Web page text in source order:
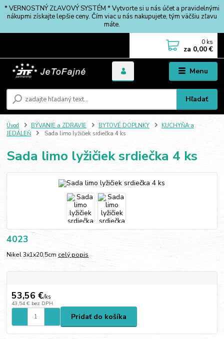
* VERNOSTNÝ ZĽAVOVÝ SYSTÉM * Vytvorte si u nás účet a pravidelnými
nákupmi získajte lepšie ceny. Čím viac u nás nakupujete, tým väčšiu zľavu
máte.
Menu
Hľadať
0 ks
za 0,00 €
Úvod BÝVANIE a ZDRAVIE BYTOVÉ DOPLNKY
KUCHYŇA a
JEDÁLEŇ
Sada limo lyžičiek srdiečka 4 ks
Sada limo lyžičiek srdiečka 4 ks
4023
Nikel 3x1x20,5cm celý popis
53,56 €/ks
43,54 € bez DPH
Pridať do košíka